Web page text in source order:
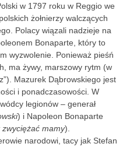
w 1797 roku w Reggio we
żołnierzy walczących
Polacy wiązali nadzieje na
Bonaparte, który to
wyzwolenie. Ponieważ pieśń
ma żywy, marszowy rytm (w
Mazurek Dąbrowskiego jest
i ponadczasowości. W
legionów – generał
) i Napoleon Bonaparte
zwyciężać mamy).
narodowi, tacy jak Stefan